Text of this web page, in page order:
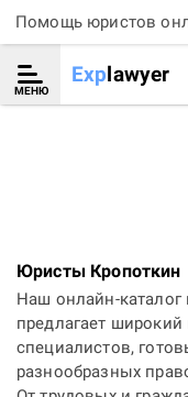
Помощь юристов
МЕНЮ
Explawyer
Юристы Кропоткин
Наш онлайн-каталог
предлагает
специалистов,
разнообразных